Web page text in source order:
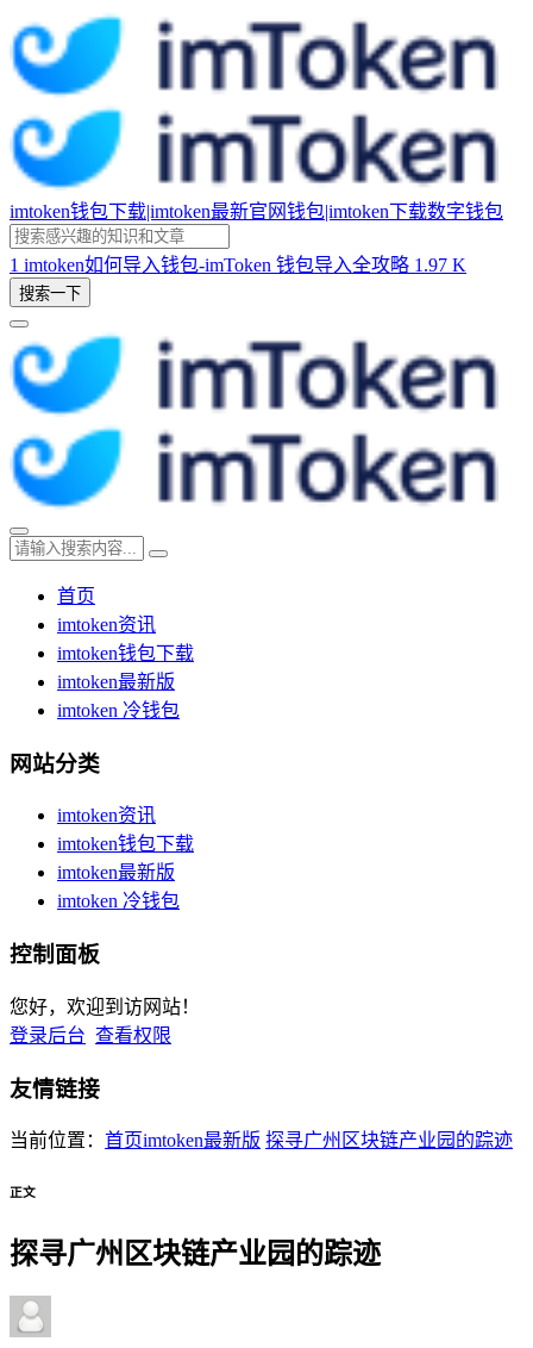
imtoken钱包下载|imtoken最新官网钱包|imtoken下载数字钱包
1 imtoken如何导入钱包-imToken 钱包导入全攻略 1.97 K
搜索一下
首页
imtoken资讯
imtoken钱包下载
imtoken最新版
imtoken 冷钱包
网站分类
imtoken资讯
imtoken钱包下载
imtoken最新版
imtoken 冷钱包
控制面板
您好，欢迎到访网站！
登录后台 查看权限
友情链接
当前位置： 首页imtoken最新版 探寻广州区块链产业园的踪迹
正文
探寻广州区块链产业园的踪迹